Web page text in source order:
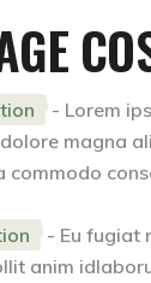
- Lorem
magna
commodo
- Eu fugiat
anim